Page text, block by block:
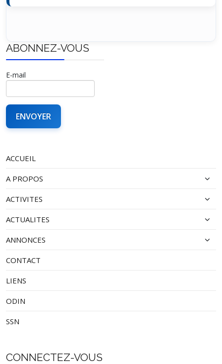
ABONNEZ-VOUS
E-mail
ACCUEIL
A PROPOS
ACTIVITES
ACTUALITES
ANNONCES
CONTACT
LIENS
ODIN
SSN
CONNECTEZ-VOUS